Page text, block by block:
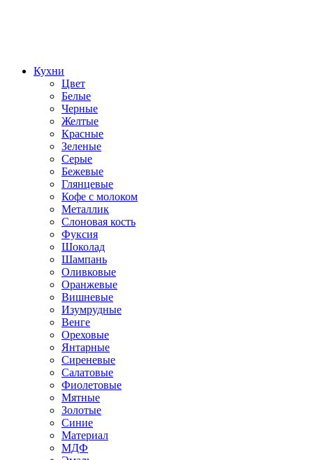
Кухни
Цвет
Белые
Черные
Желтые
Красные
Зеленые
Серые
Бежевые
Глянцевые
Кофе с молоком
Металлик
Слоновая кость
Фуксия
Шоколад
Шампань
Оливковые
Оранжевые
Вишневые
Изумрудные
Венге
Ореховые
Янтарные
Сиреневые
Салатовые
Фиолетовые
Мятные
Золотые
Синие
Материал
МДФ